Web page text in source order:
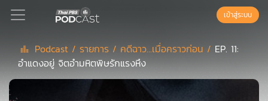
Podcast
เข้าสู่ระบบ
Podcast / รายการ / คดีฉาว...เมื่อคราวก่อน / EP. 11:
อำแดงอยู่ จิตอำมหิตพิษรักแรงหึง